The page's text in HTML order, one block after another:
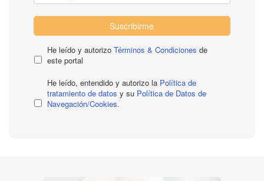
Suscribirme
He leído y autorizo Términos & Condiciones de
este portal
He leído, entendido y autorizo la Política de
tratamiento de datos y su Política de Datos de
Navegación/Cookies.